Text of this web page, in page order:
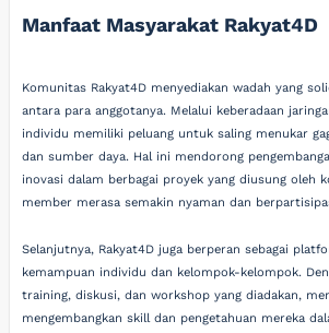
Manfaat Masyarakat Rakyat4D
Komunitas Rakyat4D menyediakan wadah yang
antara para anggotanya. Melalui keberadaan
individu memiliki peluang untuk saling menukar
dan sumber daya. Hal ini mendorong
inovasi dalam berbagai proyek yang diusung oleh
member merasa semakin nyaman dan
Selanjutnya, Rakyat4D juga berperan sebagai
kemampuan individu dan kelompok-kelompok.
training, diskusi, dan workshop yang diadakan,
mengembangkan skill dan pengetahuan mereka